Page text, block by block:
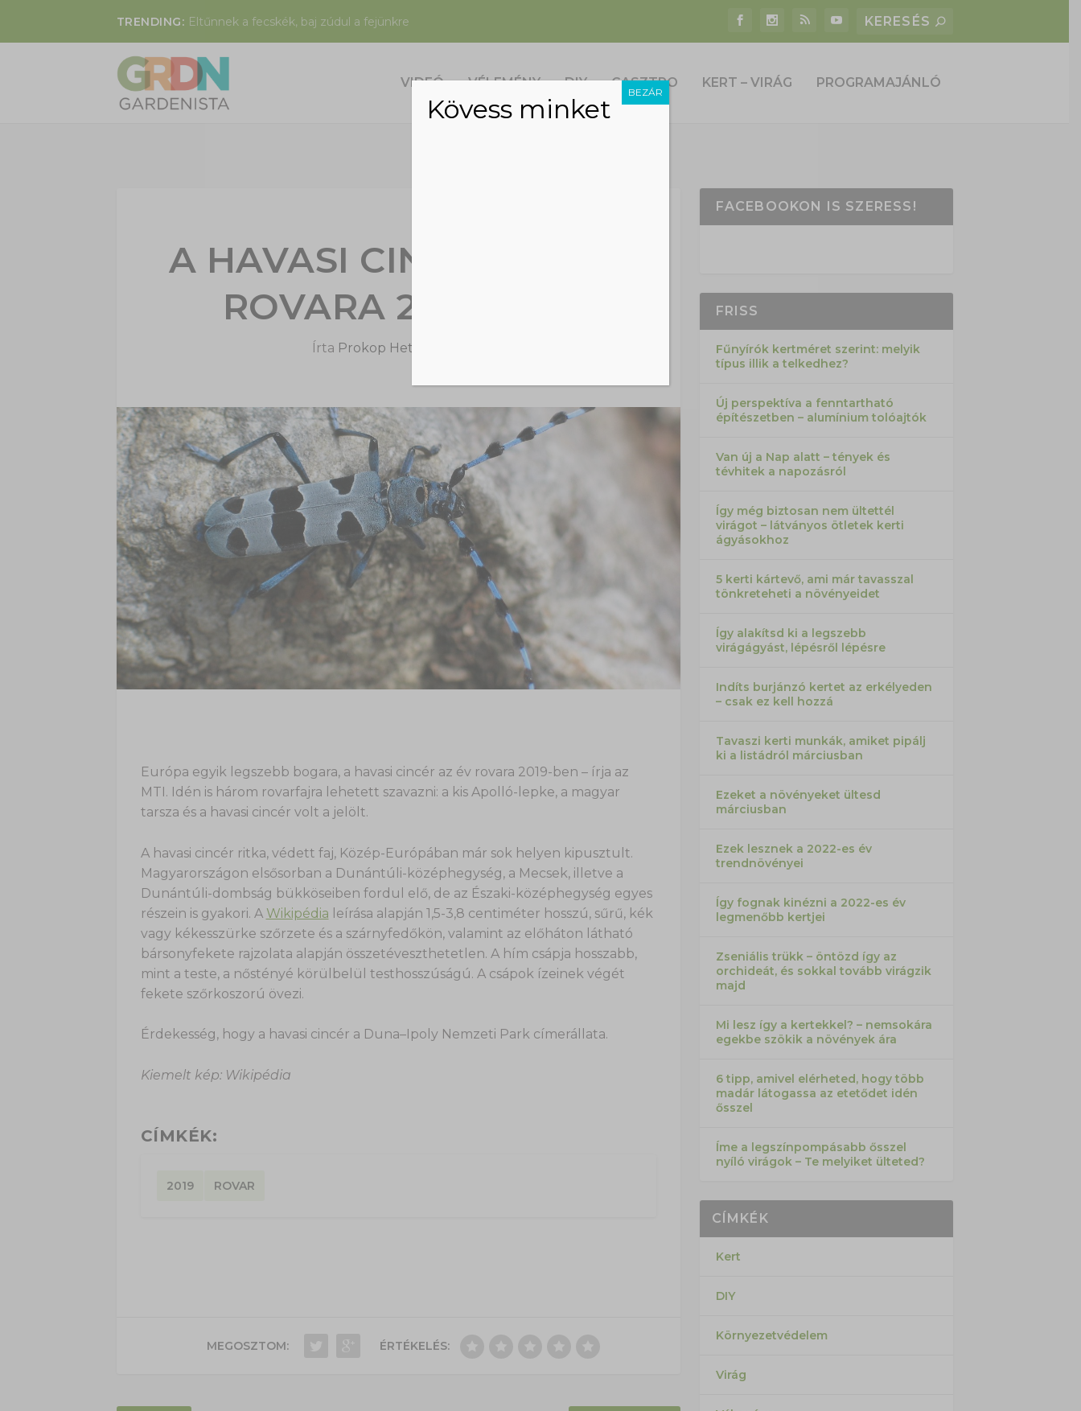
TRENDING: Eltűnnek a fecskék, baj zúdul a fejünkre
VIDEÓ VÉLEMÉNY DIY GASZTRO KERT – VIRÁG PROGRAMAJÁNLÓ
A HAVASI CINCÉR AZ ÉV
ROVARA 2019-BEN
Írta Prokop Hetti
Európa egyik legszebb bogara, a havasi cincér az év rovara 2019-ben – írja az
MTI. Idén is három rovarfajra lehetett szavazni: a kis Apolló-lepke, a magyar
tarsza és a havasi cincér volt a jelölt.
A havasi cincér ritka, védett faj, Közép-Európában már sok helyen kipusztult.
Magyarországon elsősorban a Dunántúli-középhegység, a Mecsek, illetve a
Dunántúli-dombság bükköseiben fordul elő, de az Északi-középhegység egyes
részein is gyakori. A Wikipédia leírása alapján 1,5-3,8 centiméter hosszú, sűrű, kék
vagy kékesszürke szőrzete és a szárnyfedőkön, valamint az előháton látható
bársonyfekete rajzolata alapján összetéveszthetetlen. A hím csápja hosszabb,
mint a teste, a nőstényé körülbelül testhosszúságú. A csápok ízeinek végét
fekete szőrkoszorú övezi.
Érdekesség, hogy a havasi cincér a Duna–Ipoly Nemzeti Park címerállata.
Kiemelt kép: Wikipédia
CÍMKÉK:
2019 ROVAR
MEGOSZTOM: ÉRTÉKELÉS:
FACEBOOKON IS SZERESS!
FRISS
Fűnyírók kertméret szerint: melyik
típus illik a telkedhez?
Új perspektíva a fenntartható
építészetben – alumínium tolóajtók
Van új a Nap alatt – tények és
tévhitek a napozásról
Így még biztosan nem ültettél
virágot – látványos ötletek kerti
ágyásokhoz
5 kerti kártevő, ami már tavasszal
tönkreteheti a növényeidet
Így alakítsd ki a legszebb
virágágyást, lépésről lépésre
Indíts burjánzó kertet az erkélyeden
– csak ez kell hozzá
Tavaszi kerti munkák, amiket pipálj
ki a listádról márciusban
Ezeket a növényeket ültesd
márciusban
Ezek lesznek a 2022-es év
trendnövényei
Így fognak kinézni a 2022-es év
legmenőbb kertjei
Zseniális trükk – öntözd így az
orchideát, és sokkal tovább virágzik
majd
Mi lesz így a kertekkel? – nemsokára
egekbe szökik a növények ára
6 tipp, amivel elérheted, hogy több
madár látogassa az etetődet idén
ősszel
Íme a legszínpompásabb ősszel
nyíló virágok – Te melyiket ülteted?
CÍMKÉK
Kert
DIY
Környezetvédelem
Virág
Kövess minket
BEZÁR